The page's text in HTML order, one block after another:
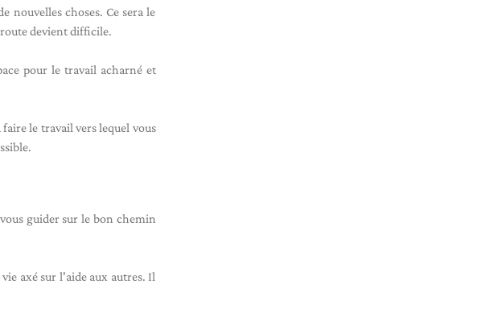
nouvelles choses. Ce sera le
devient difficile.
pour le travail acharné et
le travail vers lequel vous
guider sur le bon chemin
axé sur l'aide aux autres. Il